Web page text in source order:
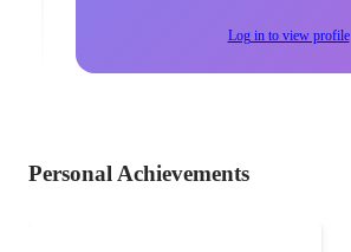
Log in to view profile
Personal Achievements